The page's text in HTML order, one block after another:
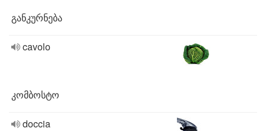
განკურნება
cavolo
კომბოსტო
doccia